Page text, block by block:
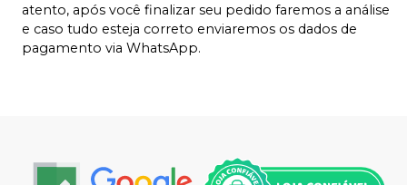
atento, após você finalizar seu pedido faremos a análise
e caso tudo esteja correto enviaremos os dados de
pagamento via WhatsApp.